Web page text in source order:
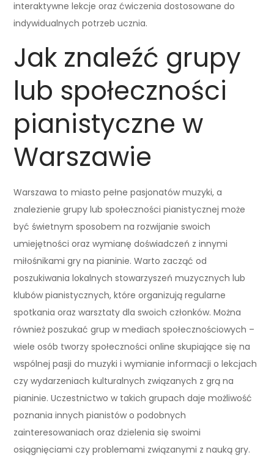
interaktywne lekcje oraz ćwiczenia dostosowane do
indywidualnych potrzeb ucznia.
Jak znaleźć grupy
lub społeczności
pianistyczne w
Warszawie
Warszawa to miasto pełne pasjonatów muzyki, a
znalezienie grupy lub społeczności pianistycznej może
być świetnym sposobem na rozwijanie swoich
umiejętności oraz wymianę doświadczeń z innymi
miłośnikami gry na pianinie. Warto zacząć od
poszukiwania lokalnych stowarzyszeń muzycznych lub
klubów pianistycznych, które organizują regularne
spotkania oraz warsztaty dla swoich członków. Można
również poszukać grup w mediach społecznościowych –
wiele osób tworzy społeczności online skupiające się na
wspólnej pasji do muzyki i wymianie informacji o lekcjach
czy wydarzeniach kulturalnych związanych z grą na
pianinie. Uczestnictwo w takich grupach daje możliwość
poznania innych pianistów o podobnych
zainteresowaniach oraz dzielenia się swoimi
osiągnięciami czy problemami związanymi z nauką gry.